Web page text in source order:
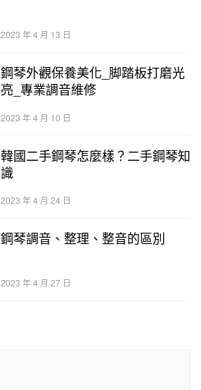
2023 年 4 月 13 日
鋼琴外觀保養美化_脚踏板打磨光
亮_專業調音維修
2023 年 4 月 10 日
韓國二手鋼琴怎麼樣？二手鋼琴知
識
2023 年 4 月 24 日
鋼琴調音、整理、整音的區別
2023 年 4 月 27 日